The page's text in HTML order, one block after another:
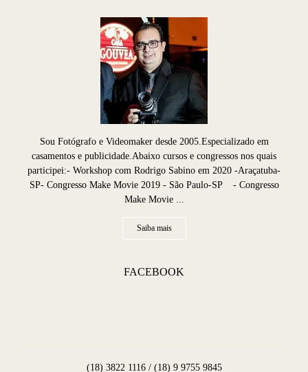
Sou Fotógrafo e Videomaker desde 2005.Especializado em
casamentos e publicidade.Abaixo cursos e congressos nos quais
participei:- Workshop com Rodrigo Sabino em 2020 -Araçatuba-
SP- Congresso Make Movie 2019 - São Paulo-SP - Congresso
Make Movie ...
Saiba mais
FACEBOOK
(18) 3822 1116 / (18) 9 9755 9845